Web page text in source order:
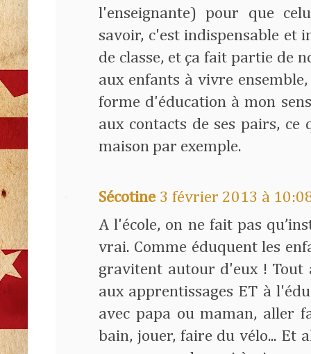
l'enseignante) pour que
savoir, c'est indispensable et
de classe, et ça fait partie de
aux enfants à vivre
forme d'éducation à mon
aux contacts de ses pairs,
maison par exemple.
Sécotine 3 février 2013 à
A l'école, on ne fait pas
vrai. Comme éduquent les
gravitent autour d'eux ! Tout
aux apprentissages ET à
avec papa ou maman, aller
bain, jouer, faire du vélo... Et